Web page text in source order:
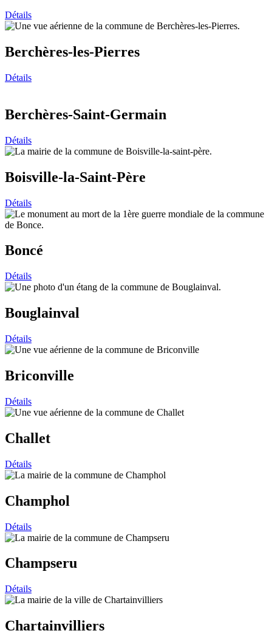
Détails
Berchères-les-Pierres
Détails
Berchères-Saint-Germain
Détails
Boisville-la-Saint-Père
Détails
Boncé
Détails
Bouglainval
Détails
Briconville
Détails
Challet
Détails
Champhol
Détails
Champseru
Détails
Chartainvilliers